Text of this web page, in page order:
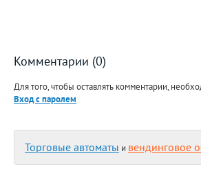
Комментарии (0)
Для того, чтобы оставлять комментарии,
Вход с паролем
Торговые автоматы и вендинговое